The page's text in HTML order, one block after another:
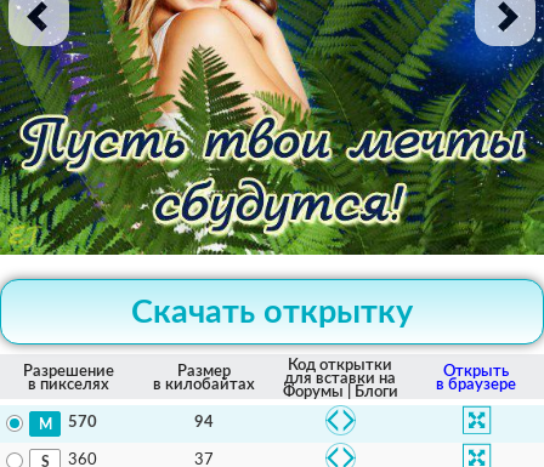
Скачать открытку
Разрешение
в пикселях
Размер
в килобайтах
Код открытки
для вставки на
Форумы | Блоги
Открыть
в браузере
570 94
360 37